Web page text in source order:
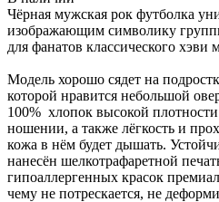
Чёрная мужская рок футболка
изображающим символику
для фанатов классического хэви
Модель хорошо сядет на
которой нравится небольшой
100% хлопок высокой
ношении, а также лёгкость и
кожа в нём будет дышать.
нанесён шелкотрафаретной
гипоаллергенных красок
чему не потрескается, не